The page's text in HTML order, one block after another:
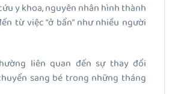
y khoa, nguyên nhân hình thành
từ việc “ở bẩn” như nhiều người
liên quan đến sự thay đổi
sang bé trong những tháng